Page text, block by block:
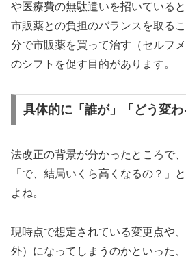
や医療費の無駄遣いを招いている
市販薬との負担のバランスを取る
分で市販薬を買って治す（セルフ
のシフトを促す目的があります。
具体的に「誰が」「どう変わ
法改正の背景が分かったところで
「で、結局いくら高くなるの？」
よね。
現時点で想定されている変更点や
外）になってしまうのかといった